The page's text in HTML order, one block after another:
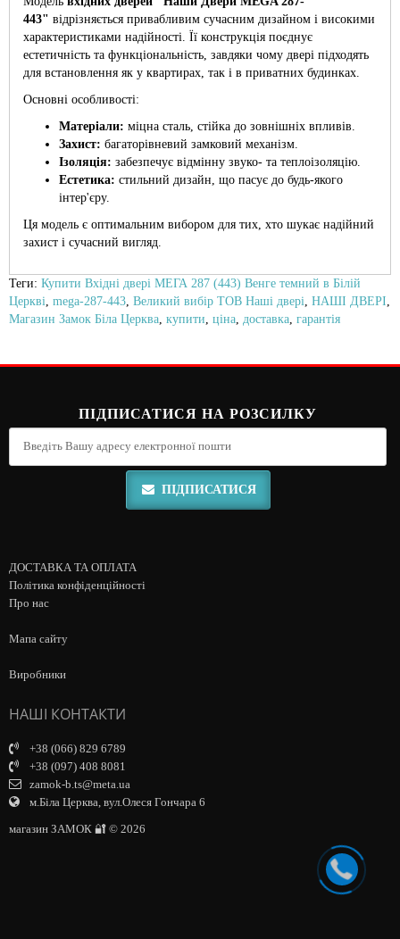
443" відрізняється привабливим сучасним дизайном і високими
характеристиками надійності. Її конструкція поєднує
естетичність та функціональність, завдяки чому двері підходять
для встановлення як у квартирах, так і в приватних будинках.
Основні особливості:
Матеріали: міцна сталь, стійка до зовнішніх впливів.
Захист: багаторівневий замковий механізм.
Ізоляція: забезпечує відмінну звуко- та теплоізоляцію.
Естетика: стильний дизайн, що пасує до будь-якого
інтер'єру.
Ця модель є оптимальним вибором для тих, хто шукає надійний
захист і сучасний вигляд.
Теги: Купити Вхідні двері МЕГА 287 (443) Венге темний в Білій
Церкві mega-287-443 Великий вибір ТОВ Наші двері НАШІ ДВЕРІ
Магазин Замок Біла Церква купити ціна доставка гарантія
ПІДПИСАТИСЯ НА РОЗСИЛКУ
ПІДПИСАТИСЯ
ДОСТАВКА ТА ОПЛАТА
Політика конфіденційності
Про нас
Мапа сайту
Виробники
НАШІ КОНТАКТИ
+38 (066) 829 6789
+38 (097) 408 8081
zamok-b.ts@meta.ua
м.Біла Церква, вул.Олеся Гончара 6
магазин ЗАМОК 🔐 © 2026